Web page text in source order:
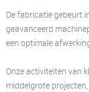
De fabricatie gebeurt
geavanceerd
een optimale
Onze activiteiten van
middelgrote